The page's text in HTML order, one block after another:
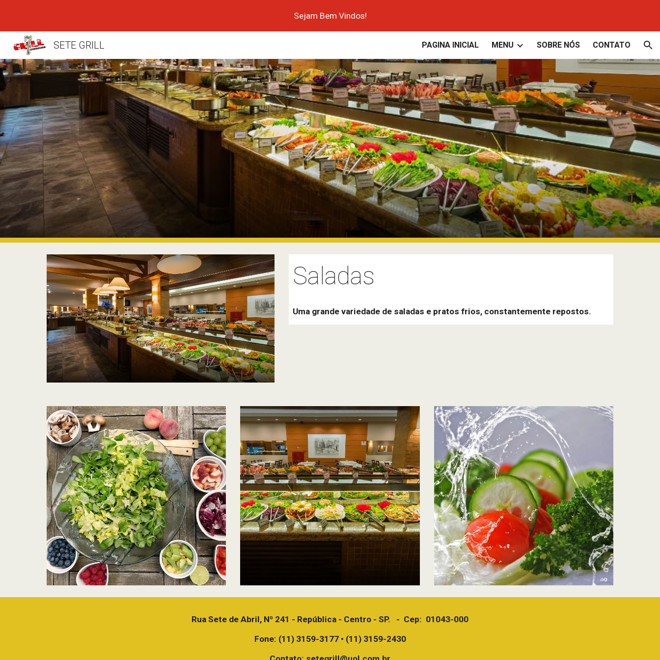
Sejam Bem Vindos!
SETE GRILL PAGINA INICIAL MENU SOBRE NÓS CONTATO
Saladas
Uma grande variedade de saladas e pratos frios, constantemente repostos.
Rua Sete de Abril, Nº 241 - República - Centro - SP.   -  Cep:  01043-000
Fone: (11) 3159-3177 • (11) 3159-2430